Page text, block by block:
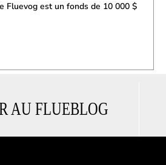
AU FLUEBLOG
Fluevog est un fonds de 10 000 $